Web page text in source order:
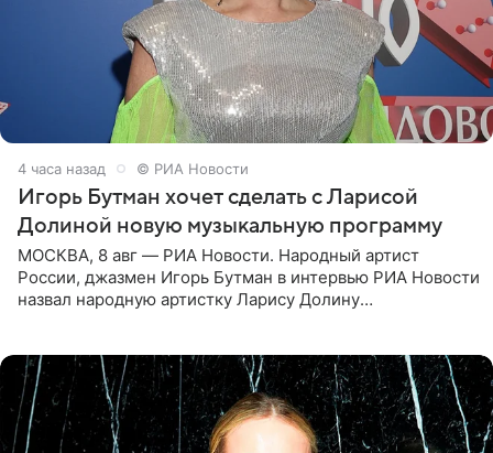
4 часа назад © РИА Новости
Игорь Бутман хочет сделать с Ларисой
Долиной новую музыкальную программу
МОСКВА, 8 авг — РИА Новости. Народный артист
России, джазмен Игорь Бутман в интервью РИА Новости
назвал народную артистку Ларису Долину